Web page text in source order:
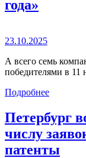
года»
23.10.2025
А всего семь
победителями в 11
Подробнее
Петербург
числу
патенты